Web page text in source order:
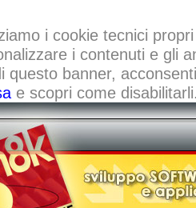
i cookie tecnici
i contenuti e gli
questo banner,
e scopri come